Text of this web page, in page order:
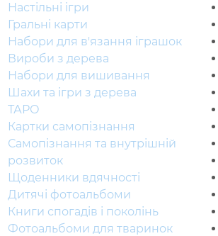
Настільні ігри
Гральні карти
Набори для в'язання іграшок
Вироби з дерева
Набори для вишивання
Шахи та ігри з дерева
ТАРО
Картки самопізнання
Самопізнання та внутрішній
розвиток
Щоденники вдячності
Дитячі фотоальбоми
Книги спогадів і поколінь
Фотоальбоми для тваринок